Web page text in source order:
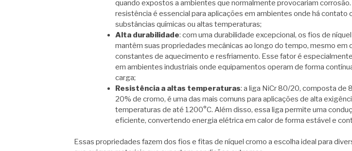
quando expostos a ambientes que normalmente provocariam corrosão.
resistência é essencial para aplicações em ambientes onde há contato
substâncias químicas ou altas temperaturas;
Alta durabilidade: com uma durabilidade excepcional, os fios de
mantêm suas propriedades mecânicas ao longo do tempo, mesmo em
constantes de aquecimento e resfriamento. Esse fator é
em ambientes industriais onde equipamentos operam de forma
carga;
Resistência a altas temperaturas: a liga NiCr 80/20, composta de
20% de cromo, é uma das mais comuns para aplicações de alta
temperaturas de até 1200°C. Além disso, essa liga permite uma
eficiente, convertendo energia elétrica em calor de forma estável e
Essas propriedades fazem dos fios e fitas de níquel cromo a escolha ideal para